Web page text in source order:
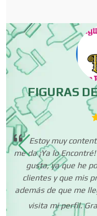
Centros
Centros de
Centros de
Centros
Cerrajerías
FIGURAS
Estoy muy
me da ¡Ya lo
gusta, ya que he
clientes y que mis
además de que me
visita mi perfil.